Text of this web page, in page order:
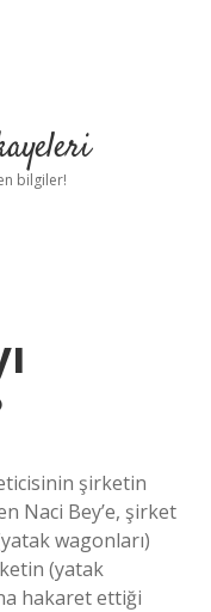
bilgiler!
şirketin
Naci Bey’e, şirket
wagonları)
(yatak
hakaret ettiği